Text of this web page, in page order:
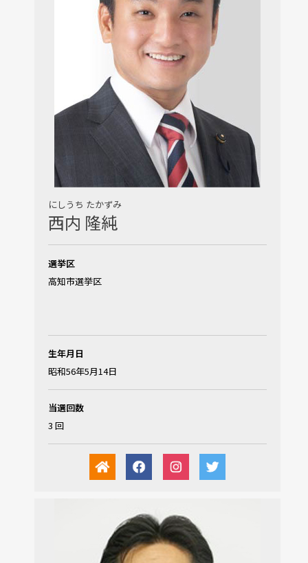
にしうち たかずみ
西内 隆純
選挙区
高知市選挙区
生年月日
昭和56年5月14日
当選回数
3 回